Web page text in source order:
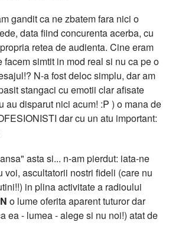
gandit ca ne zbatem fara nici o
data fiind concurenta acerba, cu
retea de audienta. Cine eram
facem simtit in mod real si nu ca pe o
N-a fost deloc simplu, dar am
stangaci cu emotii clar afisate
au disparut nici acum! :P ) o mana de
dar cu un atu important:
asta si... n-am pierdut: iata-ne
voi, ascultatorii nostri fideli (care nu
in plina activitate a radioului
o lume oferita aparent tuturor dar
ea - lumea - alege si nu noi!) atat de